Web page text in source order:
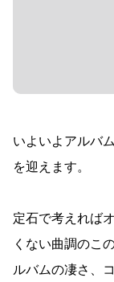
いよいよアルバ
を迎えます。
定石で考えれば
くない曲調のこ
ルバムの凄さ、